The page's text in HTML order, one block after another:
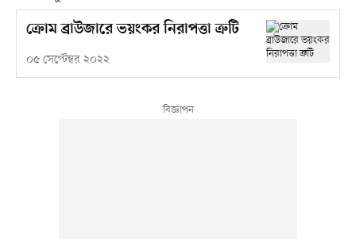
ক্রোম ব্রাউজারে ভয়ংকর নিরাপত্তা ত্রুটি
০৫ সেপ্টেম্বর ২০২২